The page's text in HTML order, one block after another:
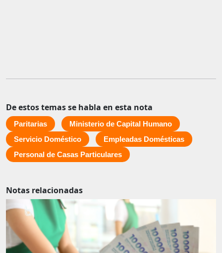
De estos temas se habla en esta nota
Paritarias
Ministerio de Capital Humano
Servicio Doméstico
Empleadas Domésticas
Personal de Casas Particulares
Notas relacionadas